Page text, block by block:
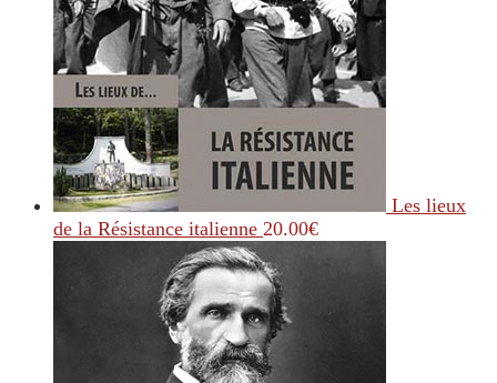
Les lieux
de la Résistance italienne 20.00€